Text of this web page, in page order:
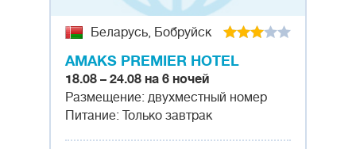
Беларусь, Бобруйск
AMAKS PREMIER HOTEL
18.08 – 24.08 на 6 ночей
Размещение: двухместный номер
Питание: Только завтрак